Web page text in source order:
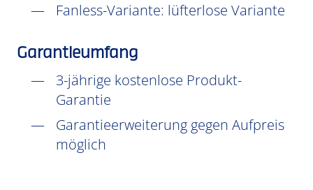
Fanless-Variante: lüfterlose Variante
Garantieumfang
3-jährige kostenlose Produkt-
Garantie
Garantieerweiterung gegen Aufpreis
möglich